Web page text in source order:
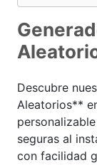
Descubre
Aleatorios**
seguras al
con facilidad